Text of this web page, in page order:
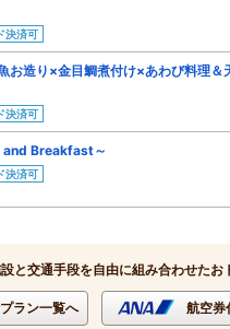
決済可
お造り×金目鯛煮付け×あわび料理＆
決済可
and Breakfast～
決済可
と交通手段を自由に組み合わせたお
ラン一覧へ 航空券